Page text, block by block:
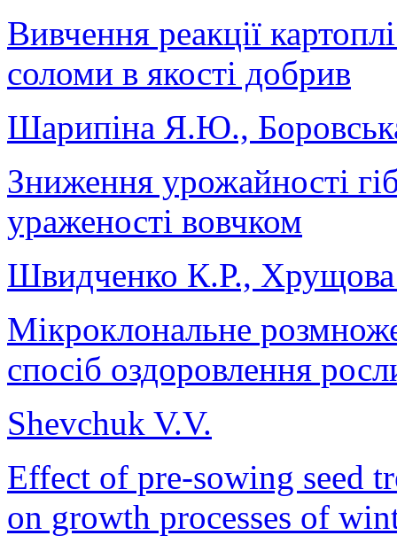
Вивчення реакції
соломи в якості добрив
Шарипіна Я.Ю.,
Зниження урожайності
ураженості вовчком
Швидченко К.Р.,
Мікроклональне
спосіб оздоровлення
Shevchuk V.V.
Effect of pre-sowing seed
оn growth processes of